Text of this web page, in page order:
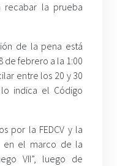
recabar la prueba
de la pena está
de febrero a la 1:00
entre los 20 y 30
indica el Código
por la FEDCV y la
en el marco de la
VII”, luego de